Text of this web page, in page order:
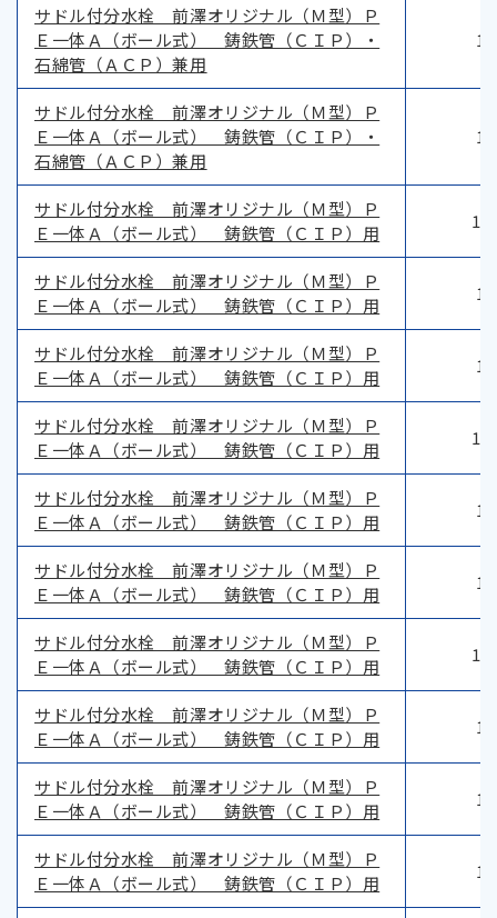
サドル付分水栓 前澤オリジナル（Ｍ型）Ｐ
Ｅ一体Ａ（ボール式） 鋳鉄管（ＣＩＰ）・
石綿管（ＡＣＰ）兼用
サドル付分水栓 前澤オリジナル（Ｍ型）Ｐ
Ｅ一体Ａ（ボール式） 鋳鉄管（ＣＩＰ）・
石綿管（ＡＣＰ）兼用
サドル付分水栓 前澤オリジナル（Ｍ型）Ｐ
Ｅ一体Ａ（ボール式） 鋳鉄管（ＣＩＰ）用
サドル付分水栓 前澤オリジナル（Ｍ型）Ｐ
Ｅ一体Ａ（ボール式） 鋳鉄管（ＣＩＰ）用
サドル付分水栓 前澤オリジナル（Ｍ型）Ｐ
Ｅ一体Ａ（ボール式） 鋳鉄管（ＣＩＰ）用
サドル付分水栓 前澤オリジナル（Ｍ型）Ｐ
Ｅ一体Ａ（ボール式） 鋳鉄管（ＣＩＰ）用
サドル付分水栓 前澤オリジナル（Ｍ型）Ｐ
Ｅ一体Ａ（ボール式） 鋳鉄管（ＣＩＰ）用
サドル付分水栓 前澤オリジナル（Ｍ型）Ｐ
Ｅ一体Ａ（ボール式） 鋳鉄管（ＣＩＰ）用
サドル付分水栓 前澤オリジナル（Ｍ型）Ｐ
Ｅ一体Ａ（ボール式） 鋳鉄管（ＣＩＰ）用
サドル付分水栓 前澤オリジナル（Ｍ型）Ｐ
Ｅ一体Ａ（ボール式） 鋳鉄管（ＣＩＰ）用
サドル付分水栓 前澤オリジナル（Ｍ型）Ｐ
Ｅ一体Ａ（ボール式） 鋳鉄管（ＣＩＰ）用
サドル付分水栓 前澤オリジナル（Ｍ型）Ｐ
Ｅ一体Ａ（ボール式） 鋳鉄管（ＣＩＰ）用